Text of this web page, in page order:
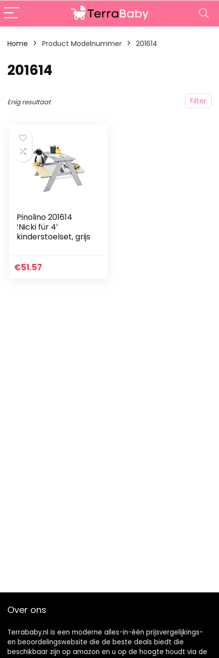
Home Product Modelnummer ‎201614
‎201614
Filter
Enig resultaat
Pinolino 201614
‘Nicki für 4’
kinderstoelset, grijs
€51.57
Over ons
Terrababy.nl is een moderne alles-in-één prijsvergelijkings-
en beoordelingswebsite die de beste deals biedt die
beschikbaar zijn op amazon en u op de hoogte houdt via de